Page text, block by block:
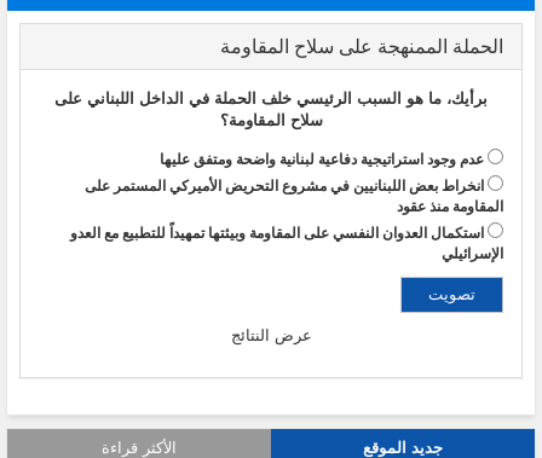
الحملة الممنهجة على سلاح المقاومة
برأيك، ما هو السبب الرئيسي خلف الحملة في الداخل اللبناني على
سلاح المقاومة؟
عدم وجود استراتيجية دفاعية لبنانية واضحة ومتفق عليها
انخراط بعض اللبنانيين في مشروع التحريض الأميركي المستمر على
المقاومة منذ عقود
استكمال العدوان النفسي على المقاومة وبيئتها تمهيداً للتطبيع مع العدو
الإسرائيلي
عرض النتائج
جديد الموقع الأكثر قراءة